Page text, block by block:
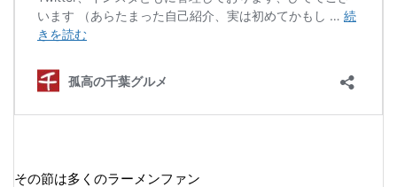
その節は多くのラーメンファン